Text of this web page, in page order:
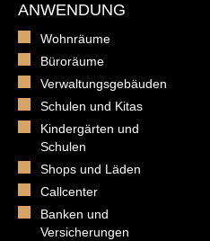
ANWENDUNG
Wohnräume
Büroräume
Verwaltungsgebäuden
Schulen und Kitas
Kindergärten und
Schulen
Shops und Läden
Callcenter
Banken und
Versicherungen